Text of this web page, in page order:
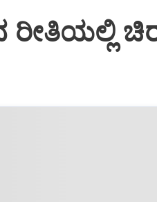
ರೀತಿಯಲ್ಲಿ